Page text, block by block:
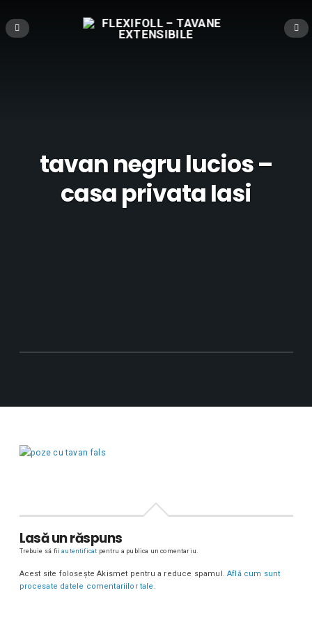
tavan negru lucios –
casa privata Iasi
Lasă un răspuns
Trebuie să fiiautentificat pentru a publica un comentariu.
Acest site folosește Akismet pentru a reduce spamul.Află cum sunt
procesate datele comentariilor tale